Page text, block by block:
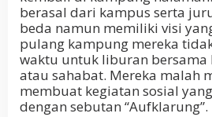
berasal dari kampus serta
beda namun memiliki visi
pulang kampung mereka
waktu untuk liburan bersama
atau sahabat. Mereka malah
membuat kegiatan sosial
dengan sebutan “Aufklarung”.